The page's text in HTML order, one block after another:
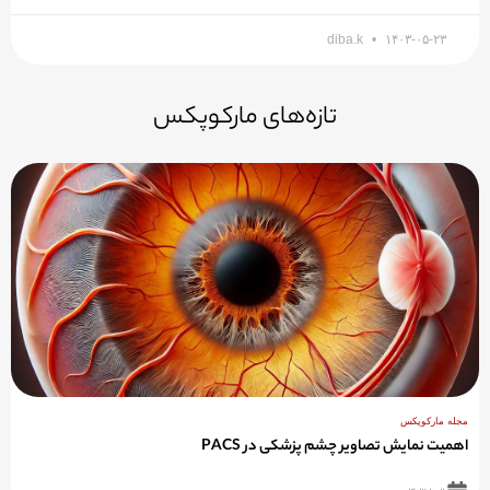
diba.k ۱۴۰۳-۰۵-۲۳
تازه‌های مارکوپکس
مجله مارکوپکس
اهمیت نمایش تصاویر چشم پزشکی در PACS